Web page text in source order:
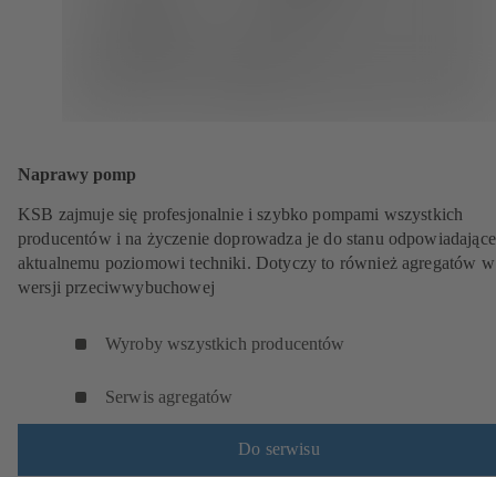
Naprawy pomp
KSB zajmuje się profesjonalnie i szybko pompami wszystkich
producentów i na życzenie doprowadza je do stanu
aktualnemu poziomowi techniki. Dotyczy to również agregatów w
wersji przeciwwybuchowej
Wyroby wszystkich producentów
Serwis agregatów
Do serwisu